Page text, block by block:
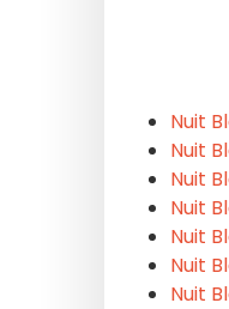
Nuit
Nuit
Nuit
Nuit
Nuit
Nuit
Nuit